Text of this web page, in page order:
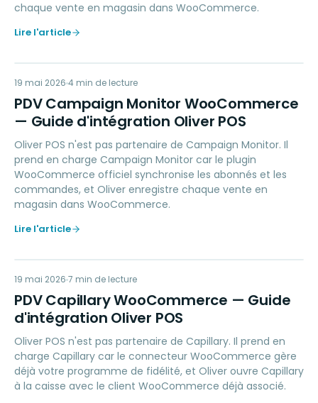
chaque vente en magasin dans WooCommerce.
Lire l'article
PC
MARKETING
19 mai 2026 4 min de lecture
PDV Campaign Monitor WooCommerce
— Guide d'intégration Oliver POS
Oliver POS n'est pas partenaire de Campaign Monitor. Il
prend en charge Campaign Monitor car le plugin
WooCommerce officiel synchronise les abonnés et les
commandes, et Oliver enregistre chaque vente en
magasin dans WooCommerce.
Lire l'article
PC
LOYALTY
19 mai 2026 7 min de lecture
PDV Capillary WooCommerce — Guide
d'intégration Oliver POS
Oliver POS n'est pas partenaire de Capillary. Il prend en
charge Capillary car le connecteur WooCommerce gère
déjà votre programme de fidélité, et Oliver ouvre Capillary
à la caisse avec le client WooCommerce déjà associé.